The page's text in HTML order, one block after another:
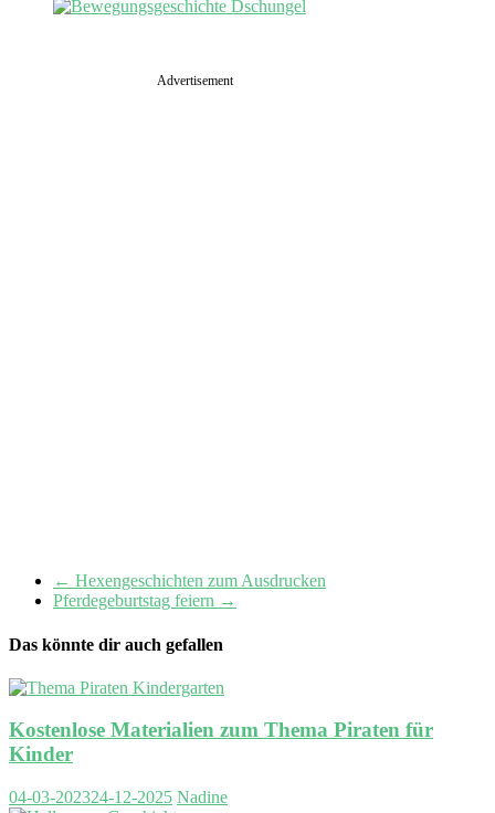
Advertisement
← Hexengeschichten zum Ausdrucken
Pferdegeburtstag feiern →
Das könnte dir auch gefallen
Kostenlose Materialien zum Thema Piraten für
Kinder
04-03-202324-12-2025 Nadine